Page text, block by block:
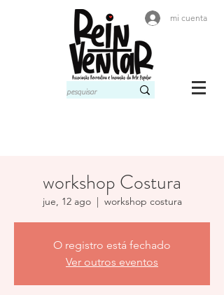
mi cuenta
workshop Costura
jue, 12 ago
  |
workshop costura
O registro está fechado
Ver outros eventos